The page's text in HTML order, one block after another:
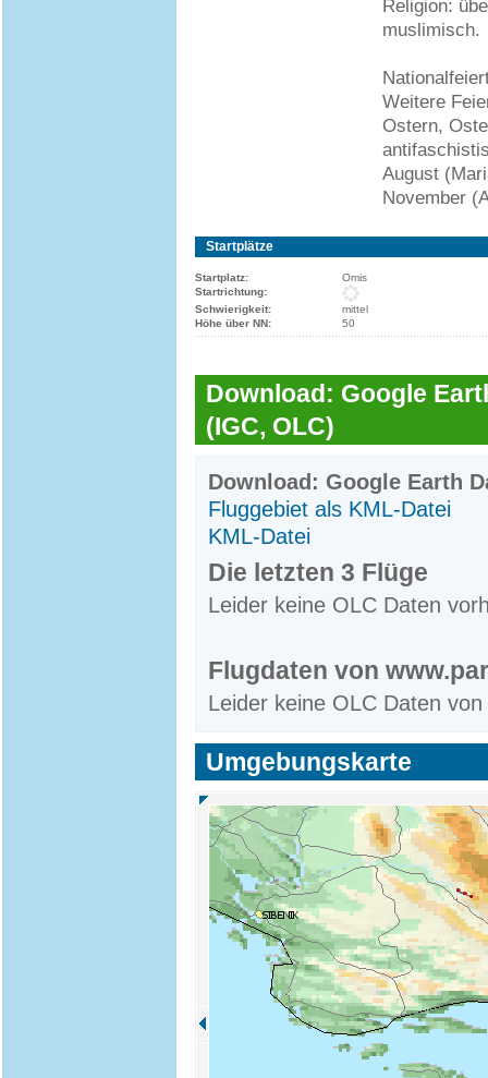
Religion:
muslimisch.
Weitere
Ostern,
August
November
Startplätze
Startplatz:
Omis
Startrichtung:
Schwierigkeit:
mittel
Höhe über NN:
50
Download: Google
(IGC, OLC)
Download: Google Earth
Fluggebiet als KML-Datei
KML-Datei
Die letzten 3 Flüge
Leider keine OLC Daten
Flugdaten von
Leider keine OLC Daten
Umgebungskarte